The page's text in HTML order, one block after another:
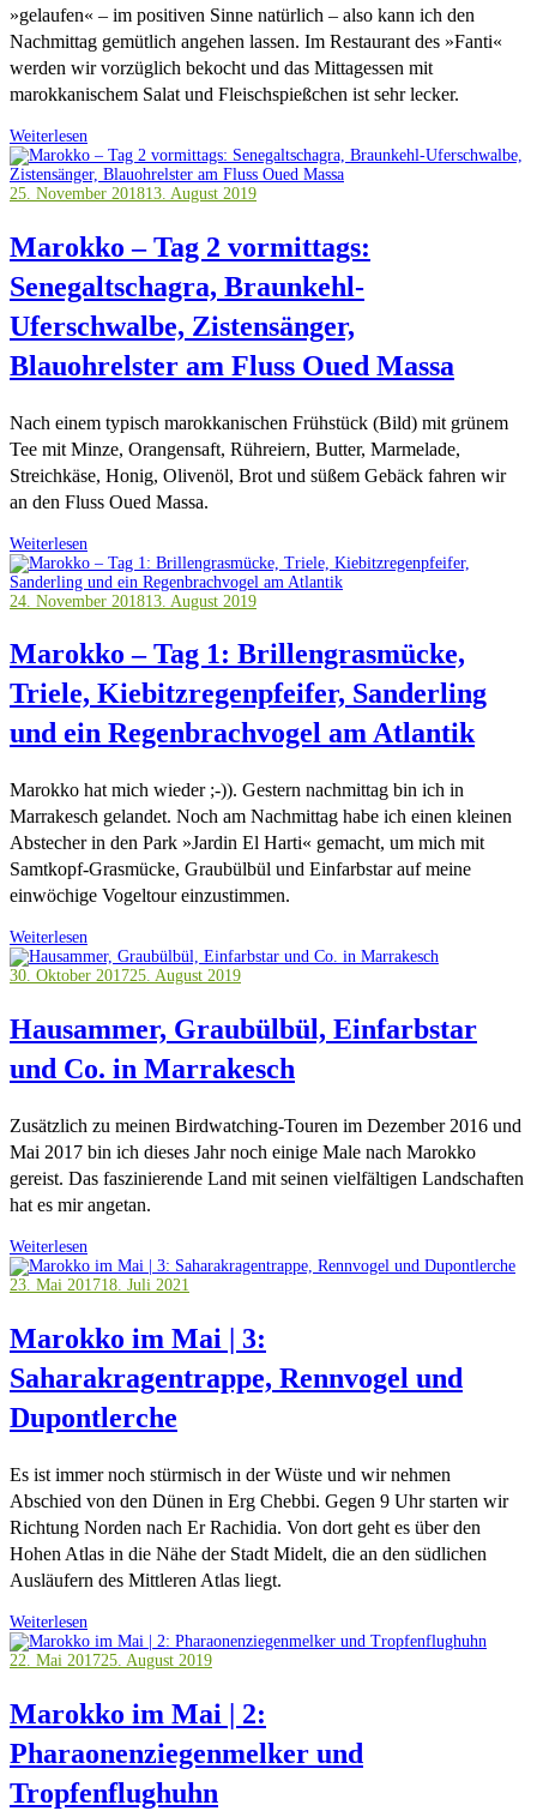
»gelaufen« – im positiven Sinne natürlich – also kann ich den
Nachmittag gemütlich angehen lassen. Im Restaurant des »Fanti«
werden wir vorzüglich bekocht und das Mittagessen mit
marokkanischem Salat und Fleischspießchen ist sehr lecker.
Weiterlesen
25. November 201813. August 2019
Marokko – Tag 2 vormittags:
Senegaltschagra, Braunkehl-
Uferschwalbe, Zistensänger,
Blauohrelster am Fluss Oued Massa
Nach einem typisch marokkanischen Frühstück (Bild) mit grünem
Tee mit Minze, Orangensaft, Rühreiern, Butter, Marmelade,
Streichkäse, Honig, Olivenöl, Brot und süßem Gebäck fahren wir
an den Fluss Oued Massa.
Weiterlesen
24. November 201813. August 2019
Marokko – Tag 1: Brillengrasmücke,
Triele, Kiebitzregenpfeifer, Sanderling
und ein Regenbrachvogel am Atlantik
Marokko hat mich wieder ;-)). Gestern nachmittag bin ich in
Marrakesch gelandet. Noch am Nachmittag habe ich einen kleinen
Abstecher in den Park »Jardin El Harti« gemacht, um mich mit
Samtkopf-Grasmücke, Graubülbül und Einfarbstar auf meine
einwöchige Vogeltour einzustimmen.
Weiterlesen
30. Oktober 201725. August 2019
Hausammer, Graubülbül, Einfarbstar
und Co. in Marrakesch
Zusätzlich zu meinen Birdwatching-Touren im Dezember 2016 und
Mai 2017 bin ich dieses Jahr noch einige Male nach Marokko
gereist. Das faszinierende Land mit seinen vielfältigen Landschaften
hat es mir angetan.
Weiterlesen
23. Mai 201718. Juli 2021
Marokko im Mai | 3:
Saharakragentrappe, Rennvogel und
Dupontlerche
Es ist immer noch stürmisch in der Wüste und wir nehmen
Abschied von den Dünen in Erg Chebbi. Gegen 9 Uhr starten wir
Richtung Norden nach Er Rachidia. Von dort geht es über den
Hohen Atlas in die Nähe der Stadt Midelt, die an den südlichen
Ausläufern des Mittleren Atlas liegt.
Weiterlesen
22. Mai 201725. August 2019
Marokko im Mai | 2:
Pharaonenziegenmelker und
Tropfenflughuhn